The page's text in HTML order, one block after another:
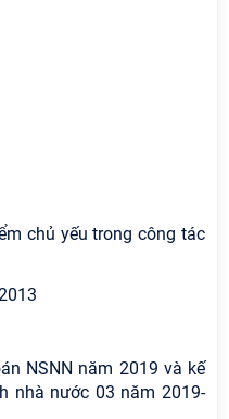
chủ yếu trong công tác
NSNN năm 2019 và kế
nhà nước 03 năm 2019-